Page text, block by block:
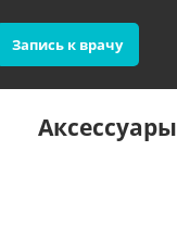
Запись к врачу
Аксессуары